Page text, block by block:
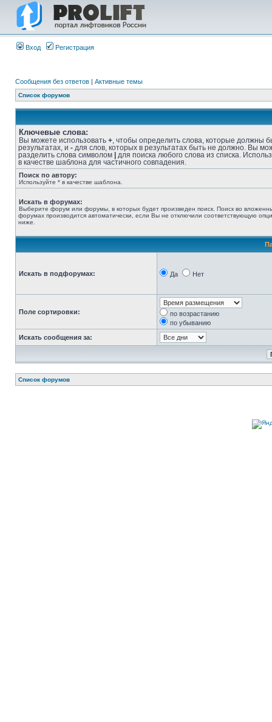
Вход Регистрация
Сообщения без ответов | Активные темы
Список форумов
Ключевые слова:
Вы можете использовать + , чтобы определить слова, которые должны
результатах, и - для слов, которых в результатах быть не должно. Вы
разделить слова символом
для поиска любого слова из списка.
в качестве шаблона для частичного совпадения.
Поиск по автору:
Используйте * в качестве шаблона.
Искать в форумах:
Выберите форум или форумы, в которых будет произведен поиск. Поиск во
форумах производится автоматически, если Вы не отключили соответствующую
ниже.
Искать в подфорумах: Да Нет
Поле сортировки:
по возрастанию
по убыванию
Искать сообщения за:
Список форумов